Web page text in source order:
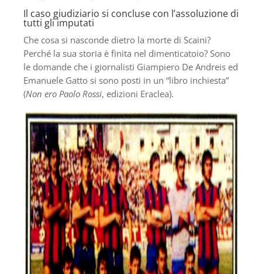
Il caso giudiziario si concluse con l’assoluzione di
tutti gli imputati
Che cosa si nasconde dietro la morte di Scaini?
Perché la sua storia è finita nel dimenticatoio? Sono
le domande che i giornalisti Giampiero De Andreis ed
Emanuele Gatto si sono posti in un “libro inchiesta”
(Non ero Paolo Rossi, edizioni Eraclea).